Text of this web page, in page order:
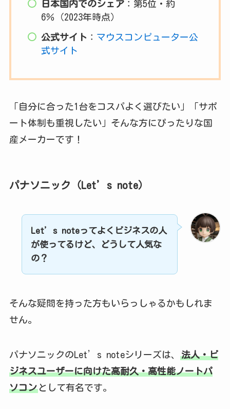
日本国内でのシェア ：第5位・約
6％（2023年時点）
公式サイト ： マウスコンピューター公
式サイト
「自分に合った1台をコスパよく選びたい」「サポ
ート体制も重視したい」そんな方にぴったりな国
産メーカーです！
パナソニック（Let’s note）
Let’s noteってよくビジネスの人
が使ってるけど、どうして人気な
の？
そんな疑問を持った方もいらっしゃるかもしれま
せん。
パナソニックのLet’s noteシリーズは、
法人・ビ
ジネスユーザーに向けた高耐久・高性能ノートパ
ソコンとして有名です。